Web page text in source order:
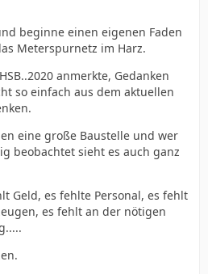
beginne einen eigenen Faden
Meterspurnetz im Harz.
anmerkte, Gedanken
so einfach aus dem aktuellen
eine große Baustelle und wer
beobachtet sieht es auch ganz
Geld, es fehlte Personal, es fehlt
es fehlt an der nötigen